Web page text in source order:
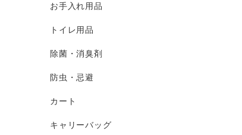
お手入れ用品
トイレ用品
除菌・消臭剤
防虫・忌避
カート
キャリーバッグ